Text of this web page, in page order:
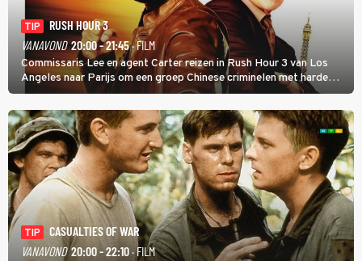
TIP
RUSH HOUR 3
VANAVOND 20:00 - 21:45· FILM
Commissaris Lee en agent Carter reizen in Rush Hour 3 van Los
Angeles naar Parijs om een groep Chinese criminelen met harde
hand aan te pakken.
TIP
CASUALTIES OF WAR
VANAVOND 20:00 - 22:10· FILM